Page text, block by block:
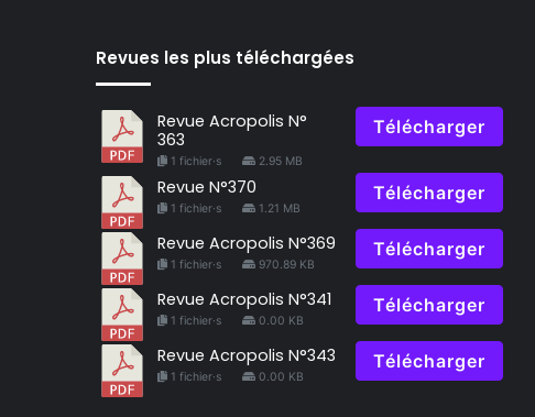
Revues les plus téléchargées
Revue Acropolis N°
363
1 fichier·s 2.95 MB
Télécharger
Revue N°370
1 fichier·s 1.21 MB
Télécharger
Revue Acropolis N°369
1 fichier·s 970.89 KB
Télécharger
Revue Acropolis N°341
1 fichier·s 0.00 KB
Télécharger
Revue Acropolis N°343
1 fichier·s 0.00 KB
Télécharger